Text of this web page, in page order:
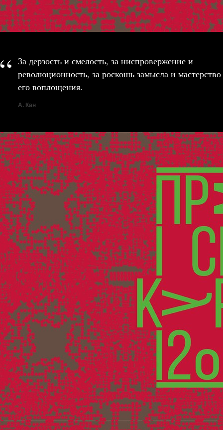
За дерзость и смелость, за ниспровержение и
революционность, за роскошь замысла и мастерство
его воплощения.
А. Кан